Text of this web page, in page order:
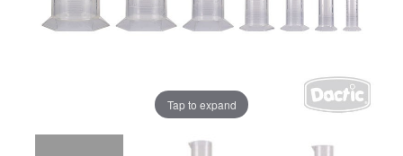
Tap to expand